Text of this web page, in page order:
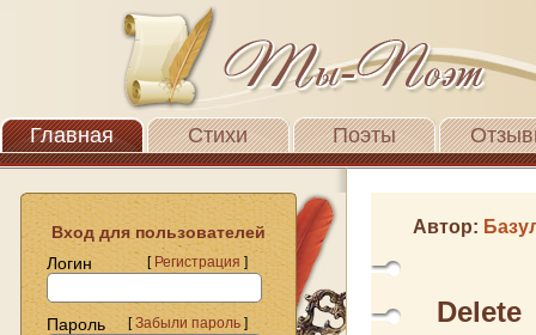
Главная Стихи Поэты
Вход для пользователей
Логин
[Регистрация]
Пароль [Забыли пароль]
Автор:
Delete